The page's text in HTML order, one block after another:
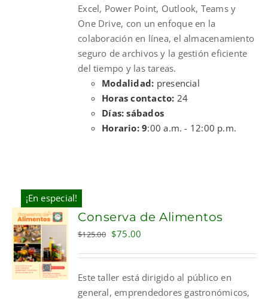
Excel, Power Point, Outlook, Teams y
One Drive, con un enfoque en la
colaboración en línea, el almacenamiento
seguro de archivos y la gestión eficiente
del tiempo y las tareas.
Modalidad: presencial
Horas contacto: 24
Días: sábados
Horario: 9:00 a.m. - 12:00 p.m.
¡En especial!
ADD TO
CART
Conserva de Alimentos
$125.00 Original
$125.00.
$75.00
$75.00.
Este taller está dirigido al público en
general, emprendedores gastronómicos,